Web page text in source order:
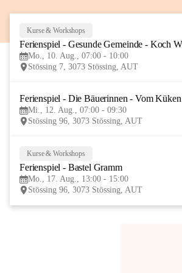
Kurse & Workshops
Ferienspiel - Gesunde Gemeinde - Koch
Mo., 10. Aug., 07:00 - 10:00
Stössing 7, 3073 Stössing, AUT
Ferienspiel - Die Bäuerinnen - Vom
Mi., 12. Aug., 07:00 - 09:30
Stössing 96, 3073 Stössing, AUT
Kurse & Workshops
Ferienspiel - Bastel Gramm
Mo., 17. Aug., 13:00 - 15:00
Stössing 96, 3073 Stössing, AUT